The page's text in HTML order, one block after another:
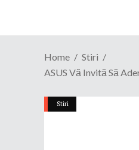
Home
Stiri
ASUS Vă Invită Să
Stiri